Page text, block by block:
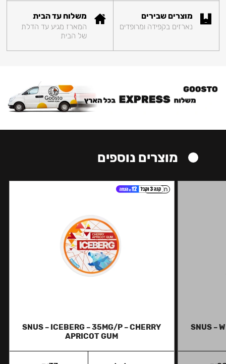
מוצרים שבירים
נארזים בקפידה ומרופדים
משלוח עד הבית
המארז מגיע עד הדלת
של הבית
מוצרים נוספים
SNUS –
חזק
SNUS – ICEBERG – 35MG/P – CHERRY
APRICOT GUM